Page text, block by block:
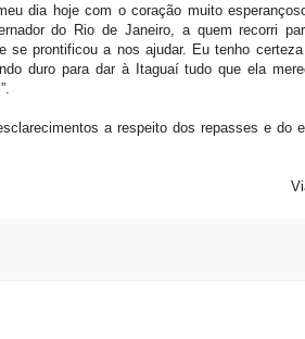
dia hoje com o coração muito
do Rio de Janeiro, a quem recorri
prontificou a nos ajudar. Eu tenho
duro para dar à Itaguaí tudo que ela
a respeito dos repasses e do